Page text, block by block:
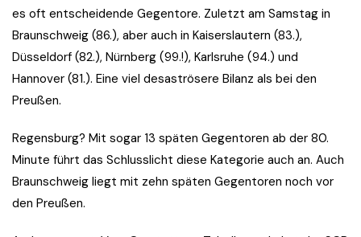
es oft entscheidende Gegentore. Zuletzt am Samstag in
Braunschweig (86.), aber auch in Kaiserslautern (83.),
Düsseldorf (82.), Nürnberg (99.!), Karlsruhe (94.) und
Hannover (81.). Eine viel desaströsere Bilanz als bei den
Preußen.
Regensburg? Mit sogar 13 späten Gegentoren ab der 80.
Minute führt das Schlusslicht diese Kategorie auch an. Auch
Braunschweig liegt mit zehn späten Gegentoren noch vor
den Preußen.